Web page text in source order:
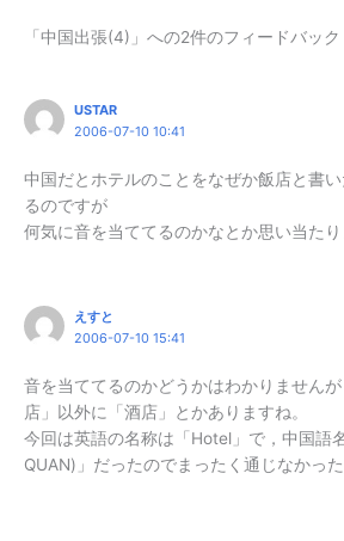
「中国出張(4)」への2件のフィードバック
USTAR
2006-07-10 10:41
中国だとホテルのことをなぜか飯店と書
るのですが
何気に音を当ててるのかなとか思い当たり
えすと
2006-07-10 15:41
音を当ててるのかどうかはわかりません
店」以外に「酒店」とかありますね。
今回は英語の名称は「Hotel」で，中国語
QUAN)」だったのでまったく通じなかった